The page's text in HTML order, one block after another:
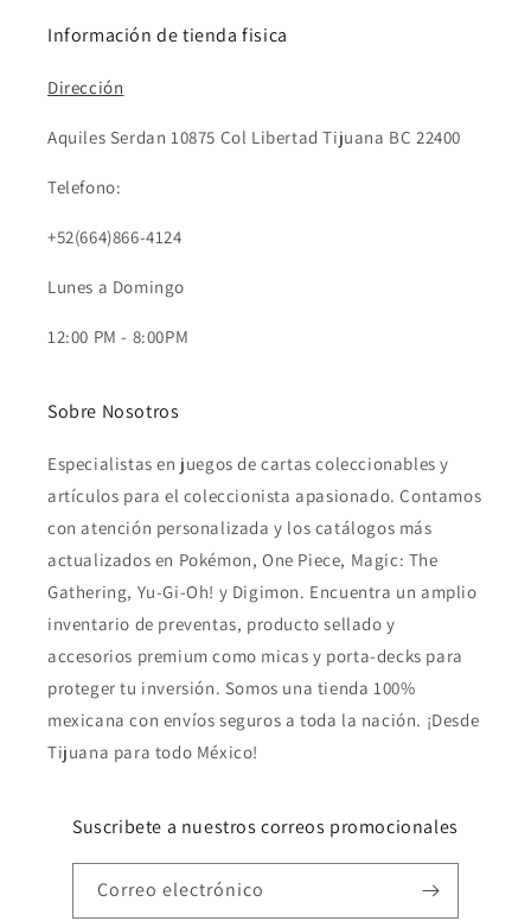
Información de tienda fisica
Dirección
Aquiles Serdan 10875 Col Libertad Tijuana BC 22400
Telefono:
+52(664)866-4124
Lunes a Domingo
12:00 PM - 8:00PM
Sobre Nosotros
Especialistas en juegos de cartas coleccionables y
artículos para el coleccionista apasionado. Contamos
con atención personalizada y los catálogos más
actualizados en Pokémon, One Piece, Magic: The
Gathering, Yu-Gi-Oh! y Digimon. Encuentra un amplio
inventario de preventas, producto sellado y
accesorios premium como micas y porta-decks para
proteger tu inversión. Somos una tienda 100%
mexicana con envíos seguros a toda la nación. ¡Desde
Tijuana para todo México!
Suscribete a nuestros correos promocionales
Correo electrónico
Se requiere iniciar sesión
Inicie sesión en su cuenta para agregar productos a
anteriormente.